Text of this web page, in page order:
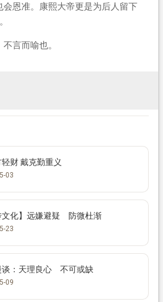
会恩准。康熙大帝更是为后人留下
言而喻也。
廖有方轻财 戴克勤重义
03
文化】远嫌避疑 防微杜渐
23
谈：天理良心 不可或缺
09